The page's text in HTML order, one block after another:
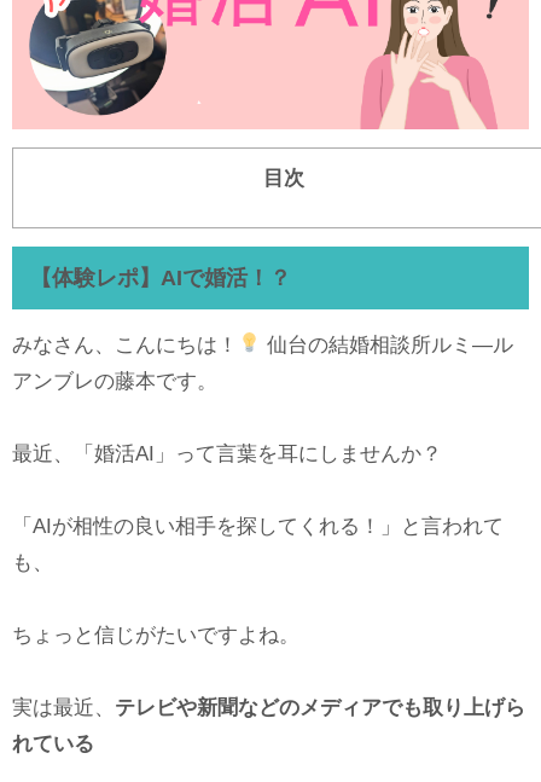
目次
【体験レポ】AIで婚活！？
みなさん、こんにちは！
仙台の結婚相談所ルミ―ル
アンブレの藤本です。
最近、「婚活AI」って言葉を耳にしませんか？
「AIが相性の良い相手を探してくれる！」と言われて
も、
ちょっと信じがたいですよね。
実は最近、 テレビや新聞などのメディアでも取り上げら
れている